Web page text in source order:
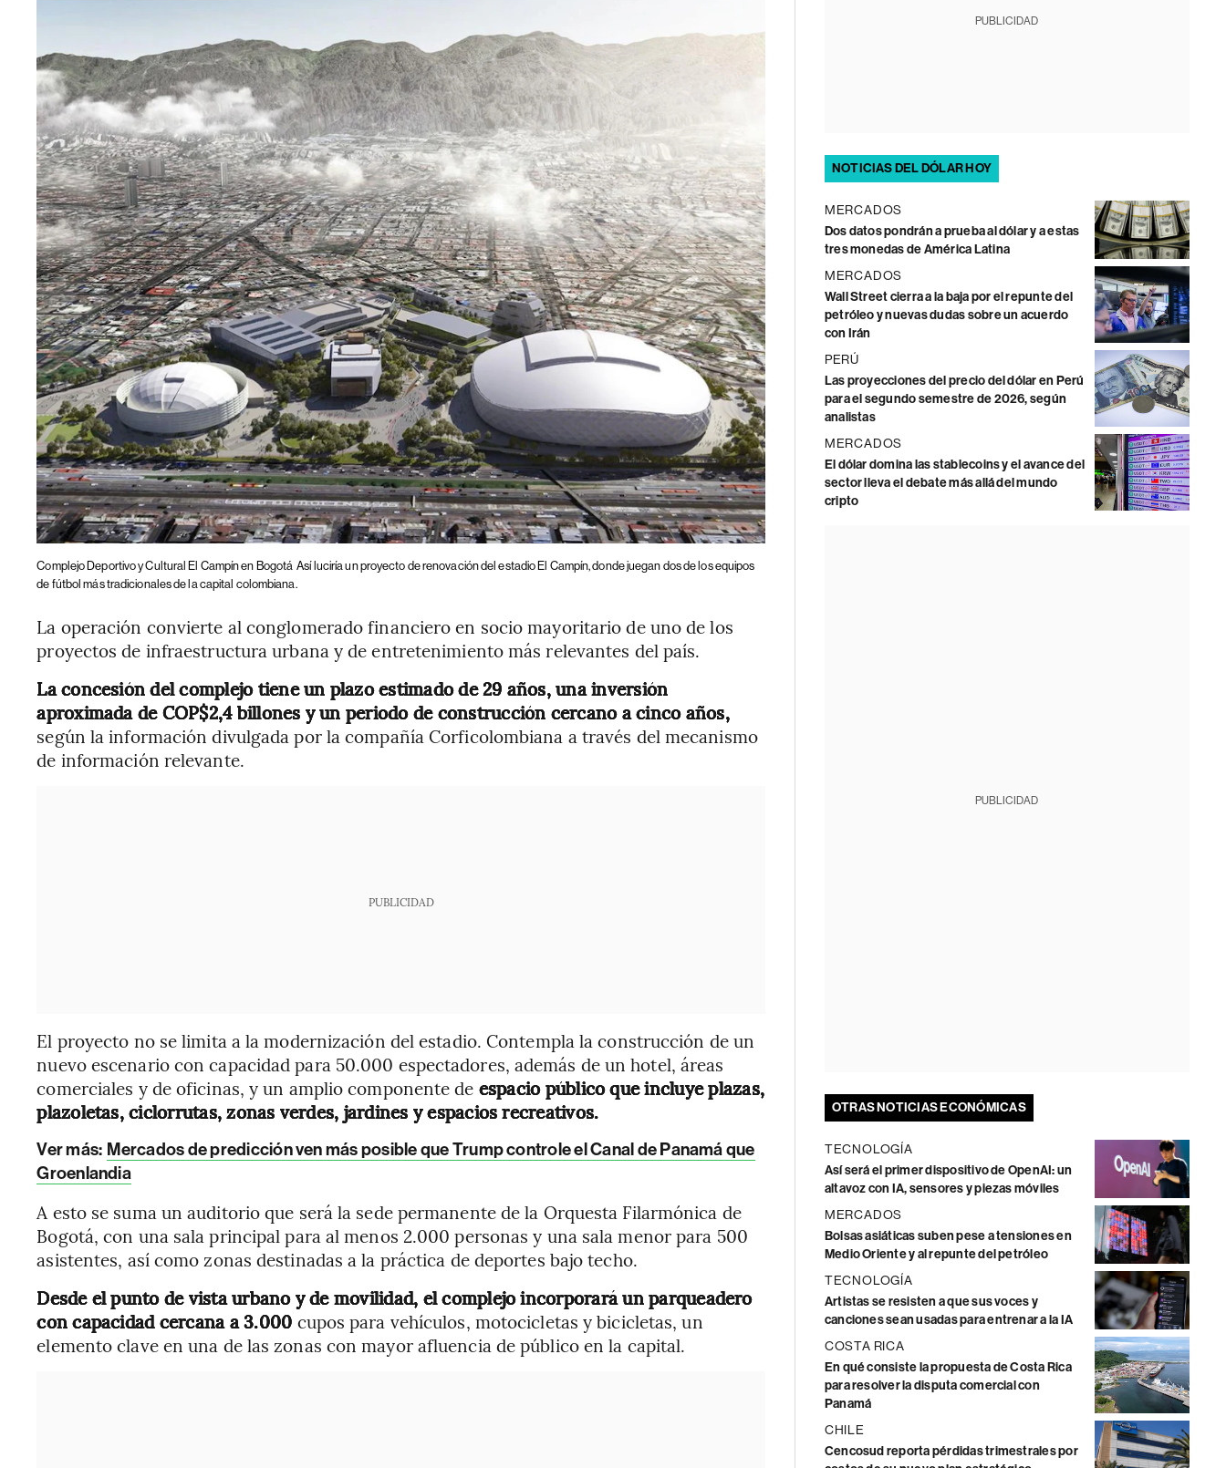
Complejo Deportivo y Cultural El Campín en Bogotá Así luciría un proyecto de renovación del estadio El Campín, donde juegan dos de los equipos
de fútbol más tradicionales de la capital colombiana.
La operación convierte al conglomerado financiero en socio mayoritario de uno de los
proyectos de infraestructura urbana y de entretenimiento más relevantes del país.
La concesión del complejo tiene un plazo estimado de 29 años, una inversión
aproximada de COP$2,4 billones y un periodo de construcción cercano a cinco años,
según la información divulgada por la compañía Corficolombiana a través del mecanismo
de información relevante.
PUBLICIDAD
El proyecto no se limita a la modernización del estadio. Contempla la construcción de un
nuevo escenario con capacidad para 50.000 espectadores, además de un hotel, áreas
comerciales y de oficinas, y un amplio componente de espacio público que incluye plazas,
plazoletas, ciclorrutas, zonas verdes, jardines y espacios recreativos.
Ver más: Mercados de predicción ven más posible que Trump controle el Canal de Panamá que
Groenlandia
A esto se suma un auditorio que será la sede permanente de la Orquesta Filarmónica de
Bogotá, con una sala principal para al menos 2.000 personas y una sala menor para 500
asistentes, así como zonas destinadas a la práctica de deportes bajo techo.
Desde el punto de vista urbano y de movilidad, el complejo incorporará un parqueadero
con capacidad cercana a 3.000 cupos para vehículos, motocicletas y bicicletas, un
elemento clave en una de las zonas con mayor afluencia de público en la capital.
PUBLICIDAD
NOTICIAS DEL DÓLAR HOY
MERCADOS
Dos datos pondrán a prueba al dólar y a estas
tres monedas de América Latina
MERCADOS
Wall Street cierra a la baja por el repunte del
petróleo y nuevas dudas sobre un acuerdo
con Irán
PERÚ
Las proyecciones del precio del dólar en Perú
para el segundo semestre de 2026, según
analistas
MERCADOS
El dólar domina las stablecoins y el avance del
sector lleva el debate más allá del mundo
cripto
PUBLICIDAD
OTRAS NOTICIAS ECONÓMICAS
TECNOLOGÍA
Así será el primer dispositivo de OpenAI: un
altavoz con IA, sensores y piezas móviles
MERCADOS
Bolsas asiáticas suben pese a tensiones en
Medio Oriente y al repunte del petróleo
TECNOLOGÍA
Artistas se resisten a que sus voces y
canciones sean usadas para entrenar a la IA
COSTA RICA
En qué consiste la propuesta de Costa Rica
para resolver la disputa comercial con
Panamá
CHILE
Cencosud reporta pérdidas trimestrales por